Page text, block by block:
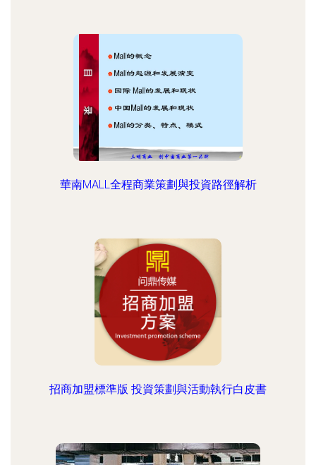
華南MALL全程商業策劃與投資路徑解析
招商加盟標準版 投資策劃與活動執行白皮書